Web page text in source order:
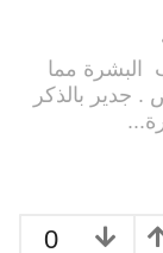
البشرة مما
. جدير بالذكر
0